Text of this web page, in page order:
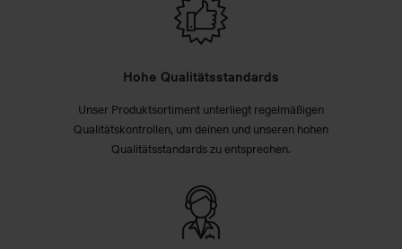
Hohe Qualitätsstandards
Unser Produktsortiment unterliegt regelmäßigen
Qualitätskontrollen, um deinen und unseren hohen
Qualitätsstandards zu entsprechen.